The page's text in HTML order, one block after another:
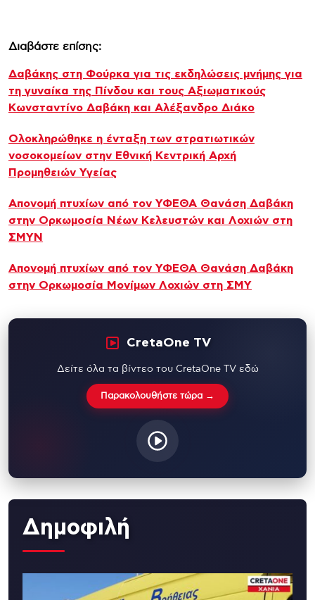
Διαβάστε επίσης:
Δαβάκης στη Φούρκα για τις εκδηλώσεις μνήμης για
τη γυναίκα της Πίνδου και τους Αξιωματικούς
Κωνσταντίνο Δαβάκη και Αλέξανδρο Διάκο
Ολοκληρώθηκε η ένταξη των στρατιωτικών
νοσοκομείων στην Εθνική Κεντρική Αρχή
Προμηθειών Υγείας
Απονομή πτυχίων από τον ΥΦΕΘΑ Θανάση Δαβάκη
στην Ορκωμοσία Νέων Κελευστών και Λοχιών στη
ΣΜΥΝ
Απονομή πτυχίων από τον ΥΦΕΘΑ Θανάση Δαβάκη
στην Ορκωμοσία Μονίμων Λοχιών στη ΣΜΥ
CretaOne TV
Δείτε όλα τα βίντεο του CretaOne TV εδώ
Παρακολουθήστε τώρα →
Δημοφιλή